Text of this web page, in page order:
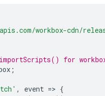
workbox-cdn/
for
;
, event => {